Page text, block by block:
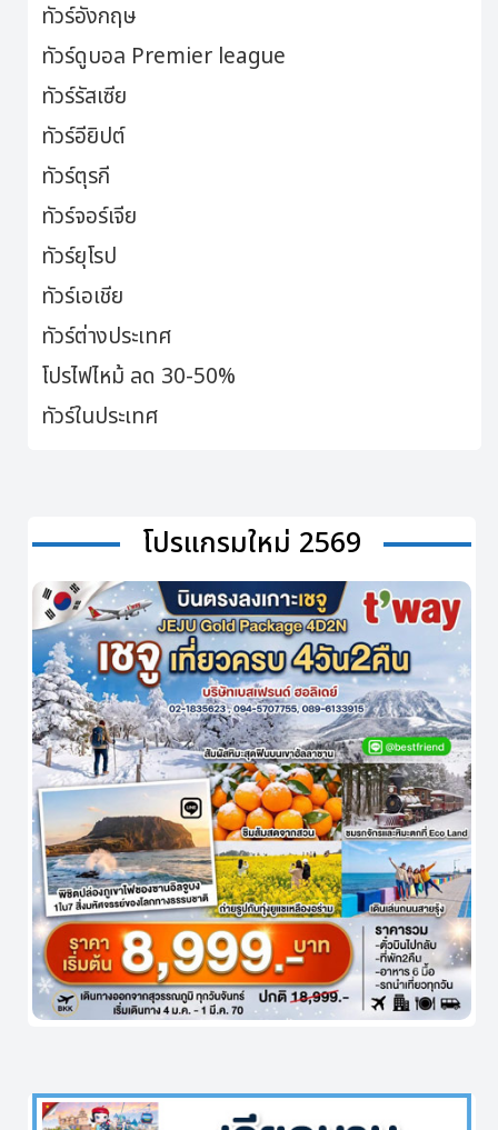
ทัวร์อังกฤษ
ทัวร์ดูบอล Premier league
ทัวร์รัสเซีย
ทัวร์อียิปต์
ทัวร์ตุรกี
ทัวร์จอร์เจีย
ทัวร์ยุโรป
ทัวร์เอเชีย
ทัวร์ต่างประเทศ
โปรไฟไหม้ ลด 30-50%
ทัวร์ในประเทศ
โปรแกรมใหม่ 2569